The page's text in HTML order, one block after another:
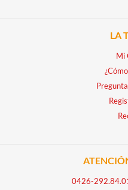
LA
Mi
0426-